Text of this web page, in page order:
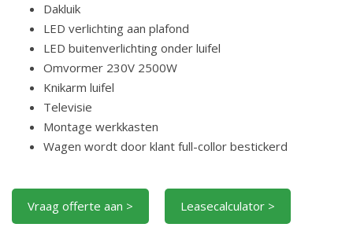
Dakluik
LED verlichting aan plafond
LED buitenverlichting onder luifel
Omvormer 230V 2500W
Knikarm luifel
Televisie
Montage werkkasten
Wagen wordt door klant full-collor bestickerd
Vraag offerte aan > Leasecalculator >